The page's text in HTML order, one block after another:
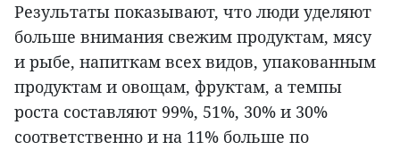
Результаты показывают, что люди уделяют
больше внимания свежим продуктам, мясу
и рыбе, напиткам всех видов, упакованным
продуктам и овощам, фруктам, а темпы
роста составляют 99%, 51%, 30% и 30%
соответственно и на 11% больше по